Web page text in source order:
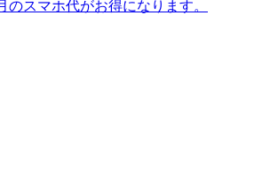
スマホ代がお得になります。